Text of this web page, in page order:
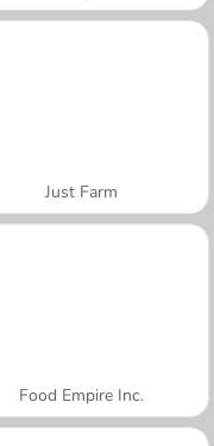
Just Farm
Food Empire Inc.